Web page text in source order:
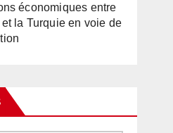
économiques entre
et la Turquie en voie de